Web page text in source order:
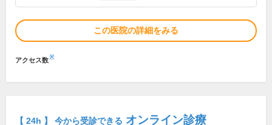
この医院の詳細をみる
アクセス数※
【 24h 】 今から受診できる オンライン診療